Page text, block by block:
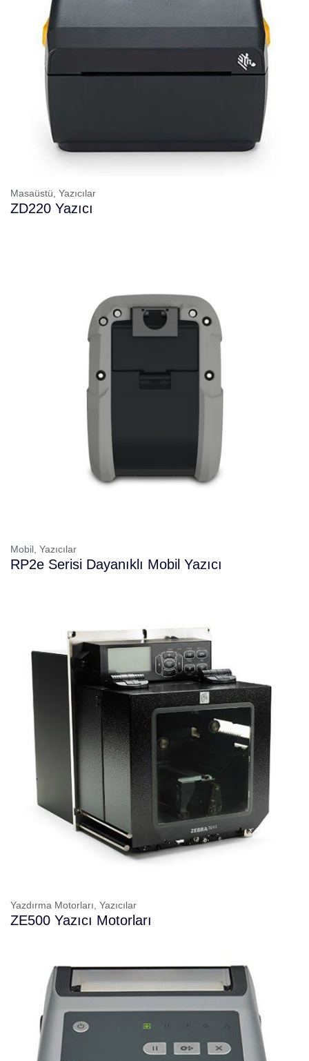
Masaüstü, Yazıcılar
ZD220 Yazıcı
Mobil, Yazıcılar
RP2e Serisi Dayanıklı Mobil Yazıcı
Yazdırma Motorları, Yazıcılar
ZE500 Yazıcı Motorları